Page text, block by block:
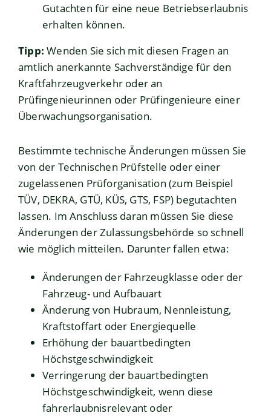
Gutachten für eine neue Betriebserlaubnis
erhalten können.
Tipp: Wenden Sie sich mit diesen Fragen an
amtlich anerkannte Sachverständige für den
Kraftfahrzeugverkehr oder an
Prüfingenieurinnen oder Prüfingenieure einer
Überwachungsorganisation.
Bestimmte technische Änderungen müssen Sie
von der Technischen Prüfstelle oder einer
zugelassenen Prüforganisation (zum Beispiel
TÜV, DEKRA, GTÜ, KÜS, GTS, FSP) begutachten
lassen. Im Anschluss daran müssen Sie diese
Änderungen der Zulassungsbehörde so schnell
wie möglich mitteilen. Darunter fallen etwa:
Änderungen der Fahrzeugklasse oder der
Fahrzeug- und Aufbauart
Änderung von Hubraum, Nennleistung,
Kraftstoffart oder Energiequelle
Erhöhung der bauartbedingten
Höchstgeschwindigkeit
Verringerung der bauartbedingten
Höchstgeschwindigkeit, wenn diese
fahrerlaubnisrelevant oder